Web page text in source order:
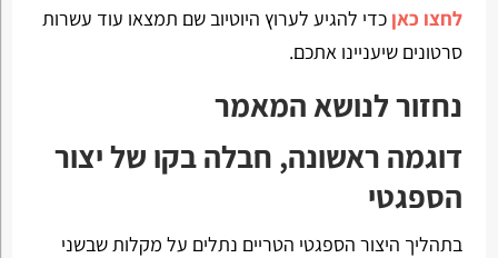
לחצו כאן כדי להגיע לערוץ היוטיוב שם תמצאו עוד עשרות
סרטונים שיעניינו אתכם.
נחזור לנושא המאמר
דוגמה ראשונה, חבלה בקו של יצור
הספגטי
בתהליך היצור הספגטי הטריים נתלים על מקלות שבשני